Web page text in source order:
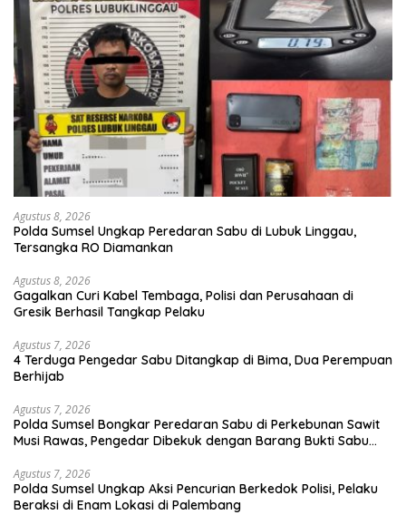
Agustus 8, 2026
Polda Sumsel Ungkap Peredaran Sabu di Lubuk Linggau,
Tersangka RO Diamankan
Agustus 8, 2026
Gagalkan Curi Kabel Tembaga, Polisi dan Perusahaan di
Gresik Berhasil Tangkap Pelaku
Agustus 7, 2026
4 Terduga Pengedar Sabu Ditangkap di Bima, Dua Perempuan
Berhijab
Agustus 7, 2026
Polda Sumsel Bongkar Peredaran Sabu di Perkebunan Sawit
Musi Rawas, Pengedar Dibekuk dengan Barang Bukti Sabu
Agustus 7, 2026
Polda Sumsel Ungkap Aksi Pencurian Berkedok Polisi, Pelaku
Beraksi di Enam Lokasi di Palembang